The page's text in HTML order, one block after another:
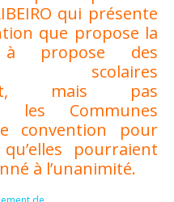
qui présente
que propose la
à propose des
scolaires
mais pas
les Communes
convention pour
pourraient
à l’unanimité.